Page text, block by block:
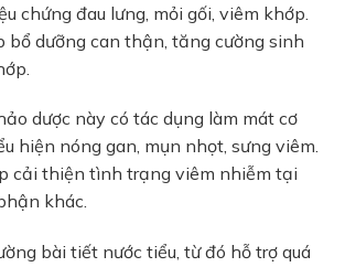
chứng đau lưng, mỏi gối, viêm khớp.
bổ dưỡng can thận, tăng cường sinh
dược này có tác dụng làm mát cơ
hiện nóng gan, mụn nhọt, sưng viêm.
cải thiện tình trạng viêm nhiễm tại
khác.
bài tiết nước tiểu, từ đó hỗ trợ quá